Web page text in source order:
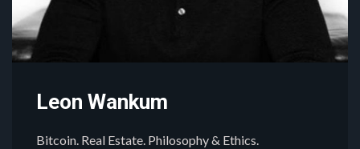
Leon Wankum
Bitcoin. Real Estate. Philosophy & Ethics.